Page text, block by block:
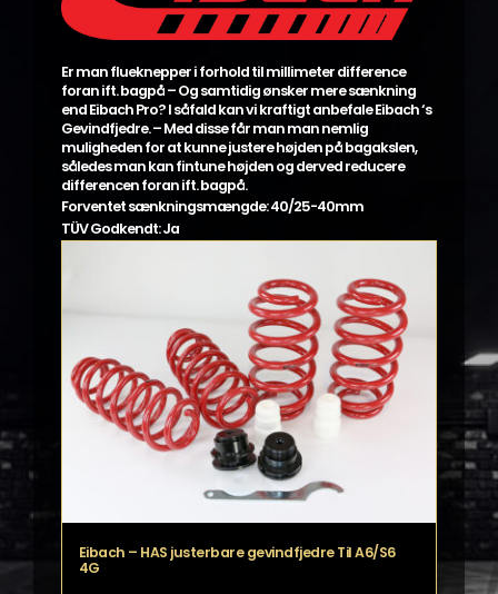
Er man flueknepper i forhold til millimeter difference
foran ift. bagpå – Og samtidig ønsker mere sænkning
end Eibach Pro? I såfald kan vi kraftigt anbefale Eibach ‘s
Gevindfjedre. – Med disse får man man nemlig
muligheden for at kunne justere højden på bagakslen,
således man kan fintune højden og derved reducere
differencen foran ift. bagpå.
Forventet sænkningsmængde: 40/25-40mm
TÜV Godkendt: Ja
Eibach – HAS justerbare gevindfjedre Til A6/S6
4G